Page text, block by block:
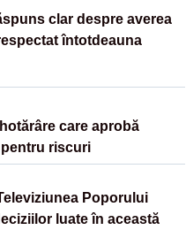
clar despre averea
întotdeauna
care aprobă
riscuri
Poporului
luate în această